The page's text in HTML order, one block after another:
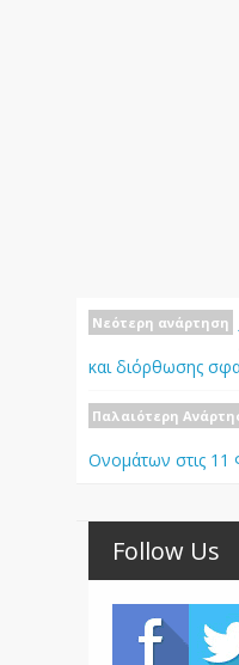
Νεότερη ανάρτηση
και διόρθωσης
Παλαιότερη
Ονομάτων στις
Follow Us